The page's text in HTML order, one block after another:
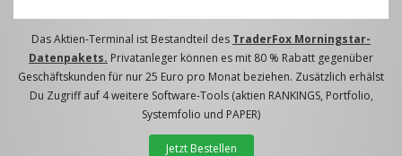
Das Aktien-Terminal ist Bestandteil des TraderFox Morningstar-
Datenpakets. Privatanleger können es mit 80 % Rabatt gegenüber
Geschäftskunden für nur 25 Euro pro Monat beziehen. Zusätzlich erhälst
Du Zugriff auf 4 weitere Software-Tools (aktien RANKINGS, Portfolio,
Systemfolio und PAPER)
Jetzt Bestellen